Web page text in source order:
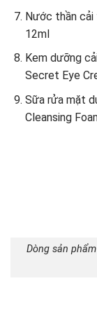
Nước thần cải
12ml
Kem dưỡng
Secret Eye
Sữa rửa mặt
Cleansing
Dòng sản